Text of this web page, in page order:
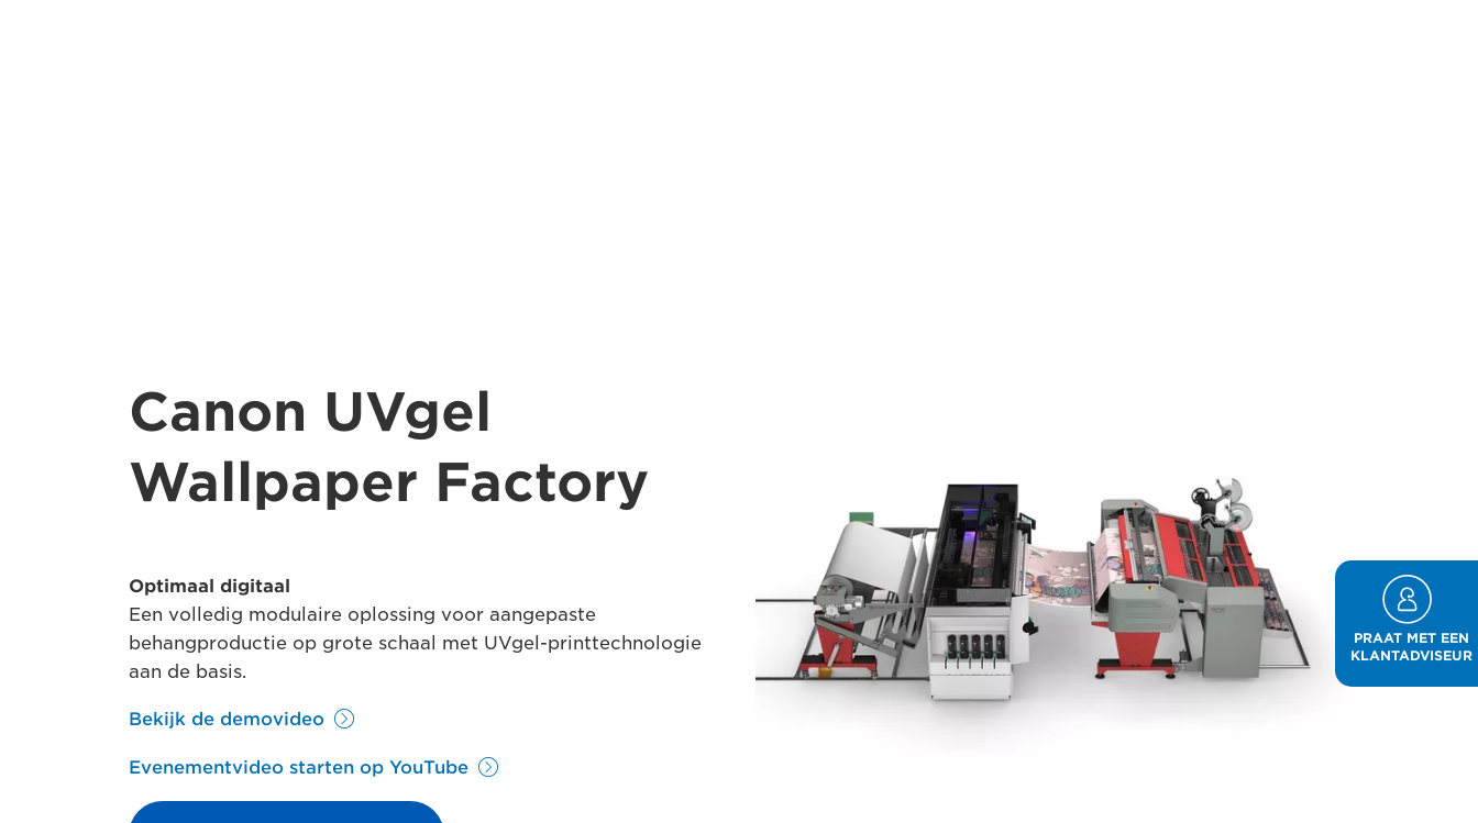
Canon UVgel
Wallpaper Factory
Optimaal digitaal
Een volledig modulaire oplossing voor aangepaste
behangproductie op grote schaal met UVgel-printtechnologie
aan de basis.
Bekijk de demovideo
Evenementvideo starten op YouTube
PRAAT MET EEN
KLANTADVISEUR